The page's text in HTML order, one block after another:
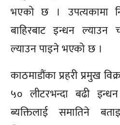
भएको छ । उपत्यकामा
बाहिरबाट इन्धन ल्याउन
ल्याउन पाइने भएको छ ।
काठमाडौंका प्रहरी प्रमुख
५० लीटरभन्दा बढी इन्धन
ब्यक्तिलाई समातिने